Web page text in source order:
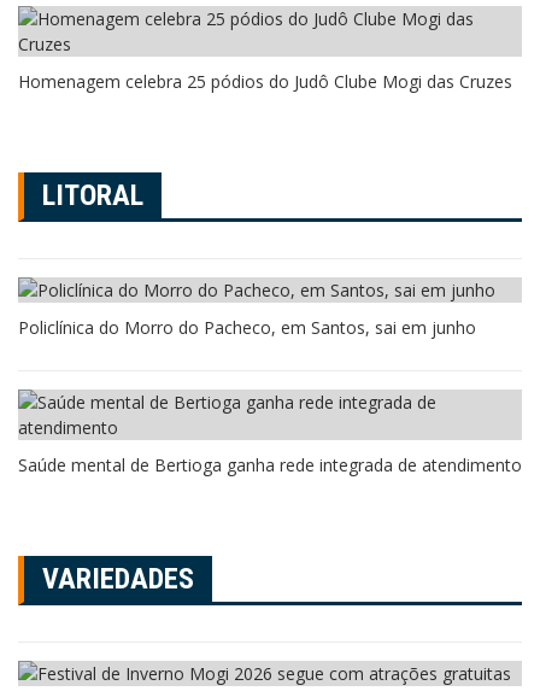
Homenagem celebra 25 pódios do Judô Clube Mogi das Cruzes
LITORAL
Policlínica do Morro do Pacheco, em Santos, sai em junho
Saúde mental de Bertioga ganha rede integrada de atendimento
VARIEDADES